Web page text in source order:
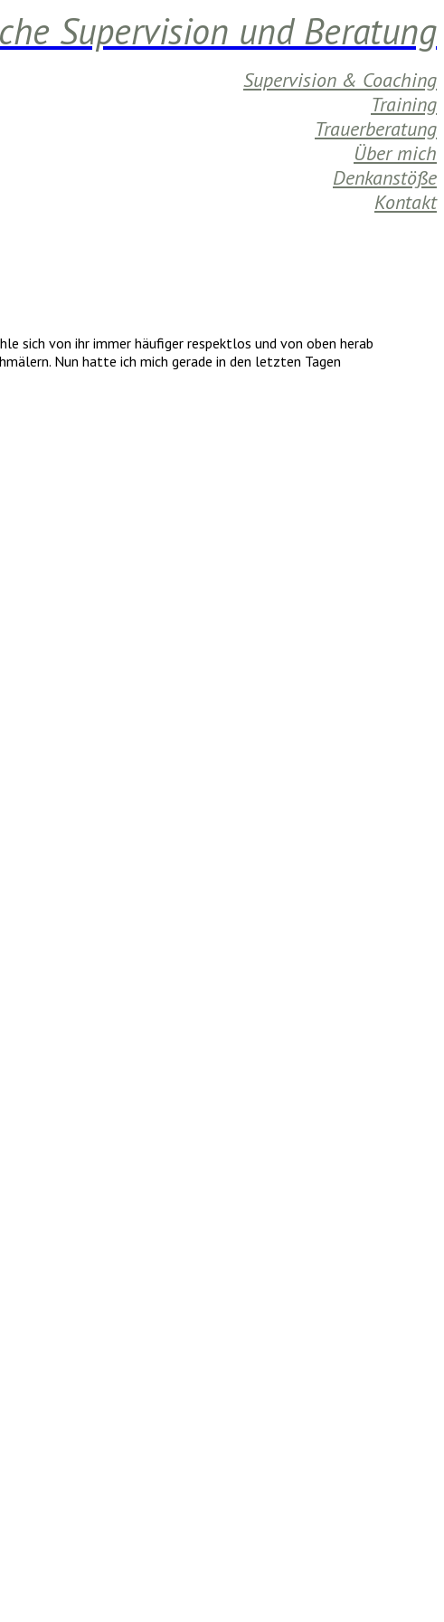
Supervision und Beratung
Supervision & Coaching
Training
Trauerberatung
Über mich
Denkanstöße
Kontakt
sich von ihr immer häufiger respektlos und von oben herab
Nun hatte ich mich gerade in den letzten Tagen